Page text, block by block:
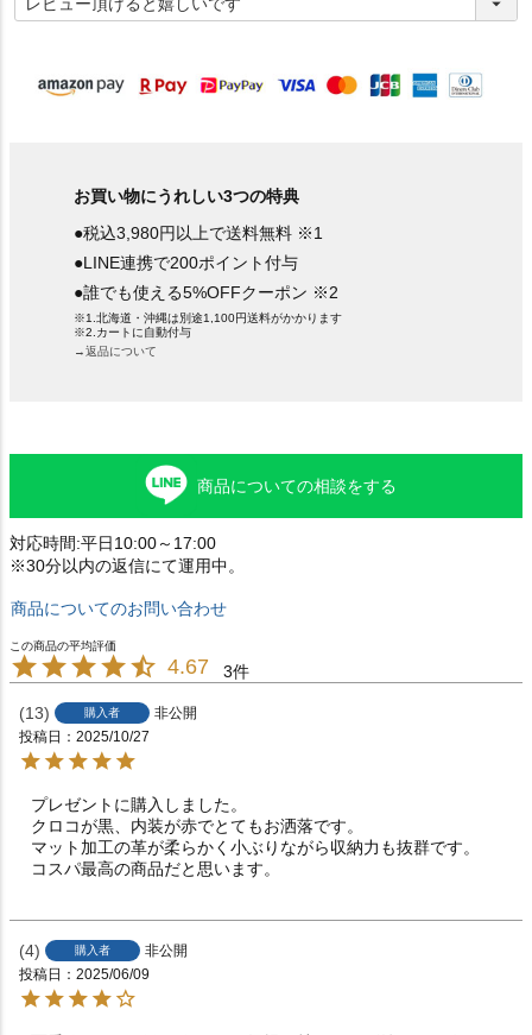
須
お買い物にうれしい3つの特典
●税込3,980円以上で送料無料 ※1
●LINE連携で200ポイント付与
●誰でも使える5%OFFクーポン ※2
※1.北海道・沖縄は別途1,100円送料がかかります
※2.カートに自動付与
→返品について
商品についての相談をする
対応時間:平日10:00～17:00
※30分以内の返信にて運用中。
商品についてのお問い合わせ
4.67 3
13 購入者
非公開
投稿日
2025/10/27
プレゼントに購入しました。
クロコが黒、内装が赤でとてもお洒落です。
マット加工の革が柔らかく小ぶりながら収納力も抜群です。
コスパ最高の商品だと思います。
4 購入者
非公開
投稿日
2025/06/09